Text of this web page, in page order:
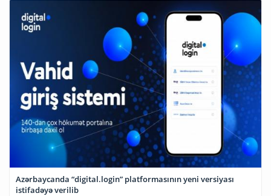
Azərbaycanda “digital.login” platformasının yeni versiyası
istifadəyə verilib